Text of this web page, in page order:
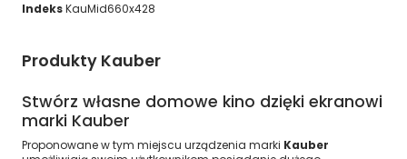
IndeksKauMid660x428
Produkty Kauber
Stwórz własne domowe kino dzięki ekranowi
marki Kauber
Proponowane w tym miejscu urządzenia marki Kauber